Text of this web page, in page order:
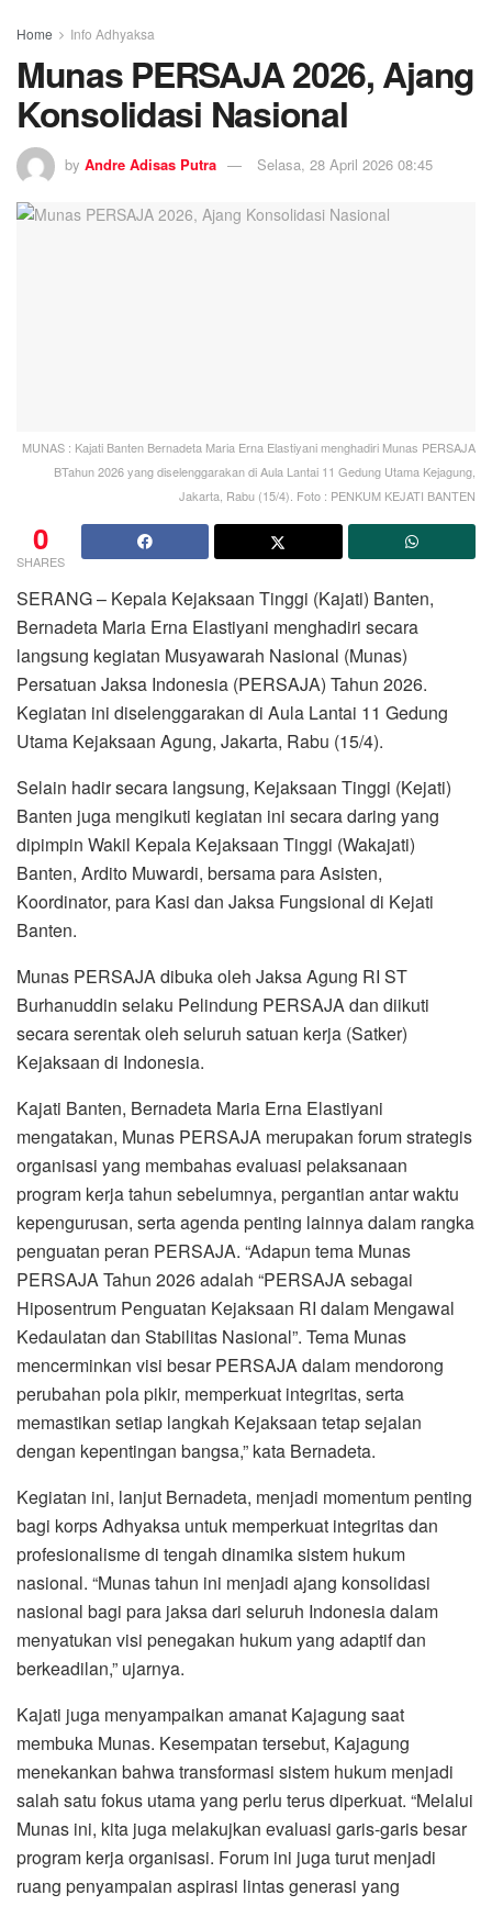
Home Info Adhyaksa
Munas PERSAJA 2026, Ajang
Konsolidasi Nasional
by Andre Adisas Putra Selasa, 28 April 2026 08:45
MUNAS : Kajati Banten Bernadeta Maria Erna Elastiyani menghadiri Munas PERSAJA
BTahun 2026 yang diselenggarakan di Aula Lantai 11 Gedung Utama Kejagung,
Jakarta, Rabu (15/4). Foto : PENKUM KEJATI BANTEN
0
SHARES
SERANG – Kepala Kejaksaan Tinggi (Kajati) Banten,
Bernadeta Maria Erna Elastiyani menghadiri secara
langsung kegiatan Musyawarah Nasional (Munas)
Persatuan Jaksa Indonesia (PERSAJA) Tahun 2026.
Kegiatan ini diselenggarakan di Aula Lantai 11 Gedung
Utama Kejaksaan Agung, Jakarta, Rabu (15/4).
Selain hadir secara langsung, Kejaksaan Tinggi (Kejati)
Banten juga mengikuti kegiatan ini secara daring yang
dipimpin Wakil Kepala Kejaksaan Tinggi (Wakajati)
Banten, Ardito Muwardi, bersama para Asisten,
Koordinator, para Kasi dan Jaksa Fungsional di Kejati
Banten.
Munas PERSAJA dibuka oleh Jaksa Agung RI ST
Burhanuddin selaku Pelindung PERSAJA dan diikuti
secara serentak oleh seluruh satuan kerja (Satker)
Kejaksaan di Indonesia.
Kajati Banten, Bernadeta Maria Erna Elastiyani
mengatakan, Munas PERSAJA merupakan forum strategis
organisasi yang membahas evaluasi pelaksanaan
program kerja tahun sebelumnya, pergantian antar waktu
kepengurusan, serta agenda penting lainnya dalam rangka
penguatan peran PERSAJA. “Adapun tema Munas
PERSAJA Tahun 2026 adalah “PERSAJA sebagai
Hiposentrum Penguatan Kejaksaan RI dalam Mengawal
Kedaulatan dan Stabilitas Nasional”. Tema Munas
mencerminkan visi besar PERSAJA dalam mendorong
perubahan pola pikir, memperkuat integritas, serta
memastikan setiap langkah Kejaksaan tetap sejalan
dengan kepentingan bangsa,” kata Bernadeta.
Kegiatan ini, lanjut Bernadeta, menjadi momentum penting
bagi korps Adhyaksa untuk memperkuat integritas dan
profesionalisme di tengah dinamika sistem hukum
nasional. “Munas tahun ini menjadi ajang konsolidasi
nasional bagi para jaksa dari seluruh Indonesia dalam
menyatukan visi penegakan hukum yang adaptif dan
berkeadilan,” ujarnya.
Kajati juga menyampaikan amanat Kajagung saat
membuka Munas. Kesempatan tersebut, Kajagung
menekankan bahwa transformasi sistem hukum menjadi
salah satu fokus utama yang perlu terus diperkuat. “Melalui
Munas ini, kita juga melakujkan evaluasi garis-garis besar
program kerja organisasi. Forum ini juga turut menjadi
ruang penyampaian aspirasi lintas generasi yang